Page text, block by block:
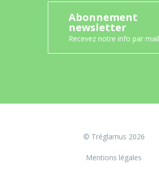
Abonnement
newsletter
Recevez notre info par mail
© Tréglamus 2026
Mentions légales